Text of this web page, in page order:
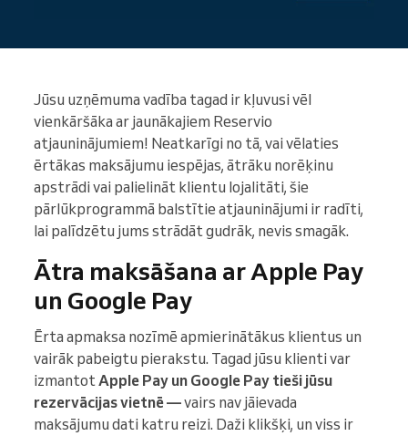
Jūsu uzņēmuma vadība tagad ir kļuvusi vēl
vienkāršāka ar jaunākajiem Reservio
atjauninājumiem! Neatkarīgi no tā, vai vēlaties
ērtākas maksājumu iespējas, ātrāku norēķinu
apstrādi vai palielināt klientu lojalitāti, šie
pārlūkprogrammā balstītie atjauninājumi ir radīti,
lai palīdzētu jums strādāt gudrāk, nevis smagāk.
Ātra maksāšana ar Apple Pay
un Google Pay
Ērta apmaksa nozīmē apmierinātākus klientus un
vairāk pabeigtu pierakstu. Tagad jūsu klienti var
izmantotApple Pay un Google Pay tieši jūsu
rezervācijas vietnē —vairs nav jāievada
maksājumu dati katru reizi. Daži klikšķi, un viss ir